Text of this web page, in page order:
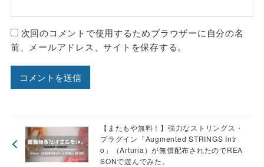
次回のコメントで使用するためブラウザーに自分の名
前、メールアドレス、サイトを保存する。
【またもや無料！】強力なストリングス・
プラグイン「Augmented STRINGS Intr
o」（Arturia）が無償配布されたのでREA
SONで遊んでみた。